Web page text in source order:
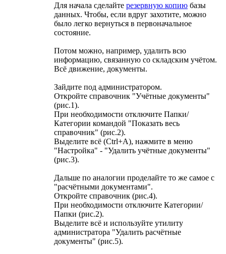
Для начала сделайте резервную копию базы
данных. Чтобы, если вдруг захотите, можно
было легко вернуться в первоначальное
состояние.
Потом можно, например, удалить всю
информацию, связанную со складским учётом.
Всё движение, документы.
Зайдите под администратором.
Откройте справочник "Учётные документы"
(рис.1).
При необходимости отключите Папки/
Категории командой "Показать весь
справочник" (рис.2).
Выделите всё (Ctrl+A), нажмите в меню
"Настройка" - "Удалить учётные документы"
(рис.3).
Дальше по аналогии проделайте то же самое с
"расчётными документами".
Откройте справочник (рис.4).
При необходимости отключите Категории/
Папки (рис.2).
Выделите всё и используйте утилиту
администратора "Удалить расчётные
документы" (рис.5).